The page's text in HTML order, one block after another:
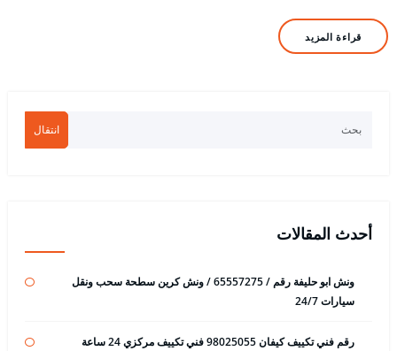
قراءة المزيد
انتقال
أحدث المقالات
ونش ابو حليفة رقم / 65557275 / ونش كرين سطحة سحب ونقل
سيارات 24/7
رقم فني تكييف كيفان 98025055 فني تكييف مركزي 24 ساعة